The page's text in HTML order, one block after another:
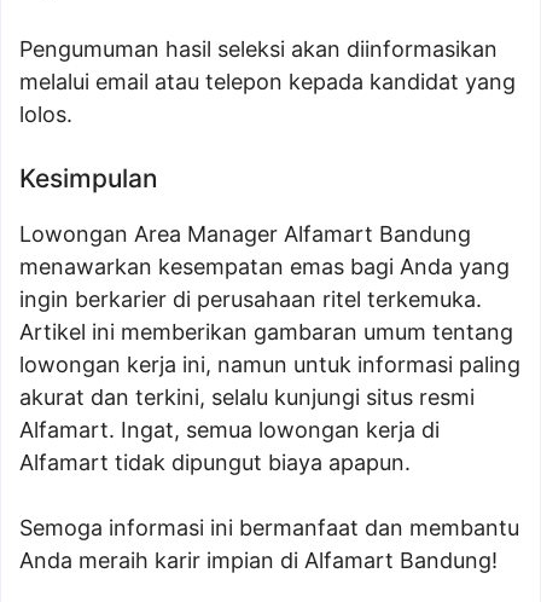
Pengumuman hasil seleksi akan diinformasikan
melalui email atau telepon kepada kandidat yang
lolos.
Kesimpulan
Lowongan Area Manager Alfamart Bandung
menawarkan kesempatan emas bagi Anda yang
ingin berkarier di perusahaan ritel terkemuka.
Artikel ini memberikan gambaran umum tentang
lowongan kerja ini, namun untuk informasi paling
akurat dan terkini, selalu kunjungi situs resmi
Alfamart. Ingat, semua lowongan kerja di
Alfamart tidak dipungut biaya apapun.
Semoga informasi ini bermanfaat dan membantu
Anda meraih karir impian di Alfamart Bandung!